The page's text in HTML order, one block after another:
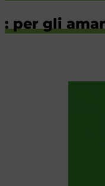
: per gli